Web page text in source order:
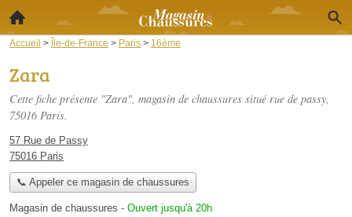
Accueil > Île-de-France > Paris > 16ème
Zara
Cette fiche présente "Zara", magasin de chaussures situé rue de passy,
75016 Paris.
57 Rue de Passy
75016 Paris
📞 Appeler ce magasin de chaussures
Magasin de chaussures - Ouvert jusqu'à 20h